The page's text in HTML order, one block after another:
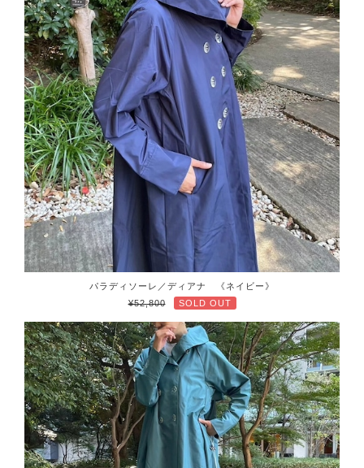
パラディソーレ／ディアナ 《ネイビー》
¥52,800
SOLD OUT